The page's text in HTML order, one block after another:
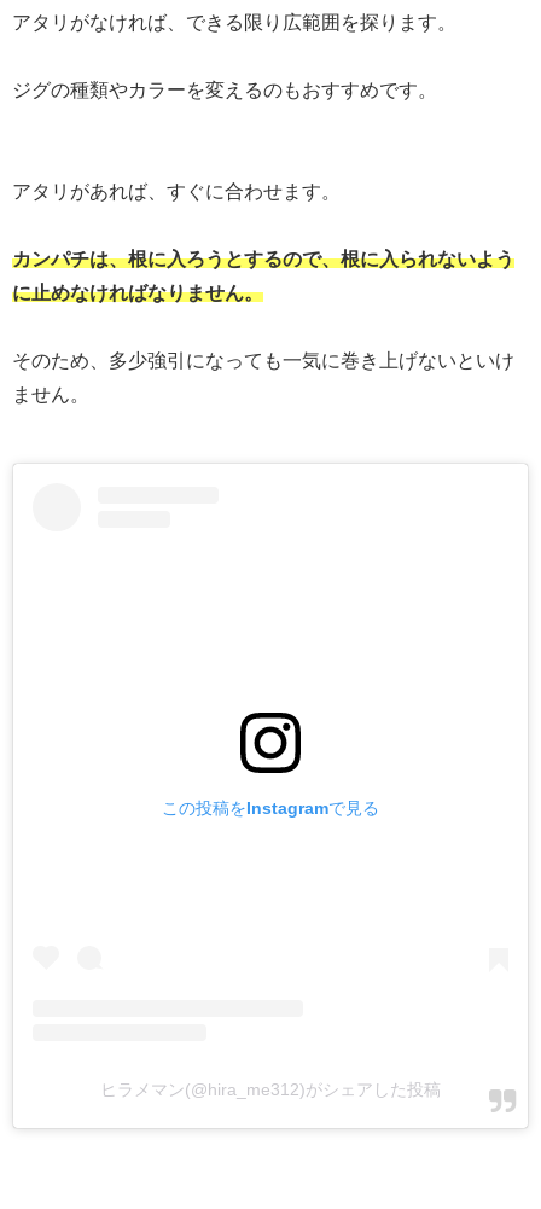
アタリがなければ、できる限り広範囲を探ります。
ジグの種類やカラーを変えるのもおすすめです。
アタリがあれば、すぐに合わせます。
カンパチは、根に入ろうとするので、根に入られないよう
に止めなければなりません。
そのため、多少強引になっても一気に巻き上げないといけ
ません。
この投稿をInstagramで見る
ヒラメマン(@hira_me312)がシェアした投稿